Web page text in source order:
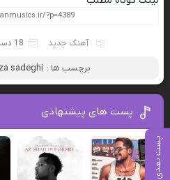
پست بعدی
آهنگ جدید 18 دسامبر 2024
برچسب ها : sadeghi
پست های پیشنهادی